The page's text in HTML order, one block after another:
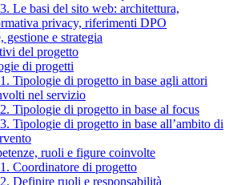
Le basi del sito web: architettura,
privacy, riferimenti DPO
gestione e strategia
del progetto
di progetti
Tipologie di progetto in base agli attori
nel servizio
Tipologie di progetto in base al focus
Tipologie di progetto in base all’ambito di
ruoli e figure coinvolte
Coordinatore di progetto
Definire ruoli e responsabilità